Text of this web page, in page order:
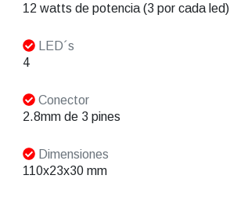
12 watts de potencia (3 por cada led)
LED´s
4
Conector
2.8mm de 3 pines
Dimensiones
110x23x30 mm